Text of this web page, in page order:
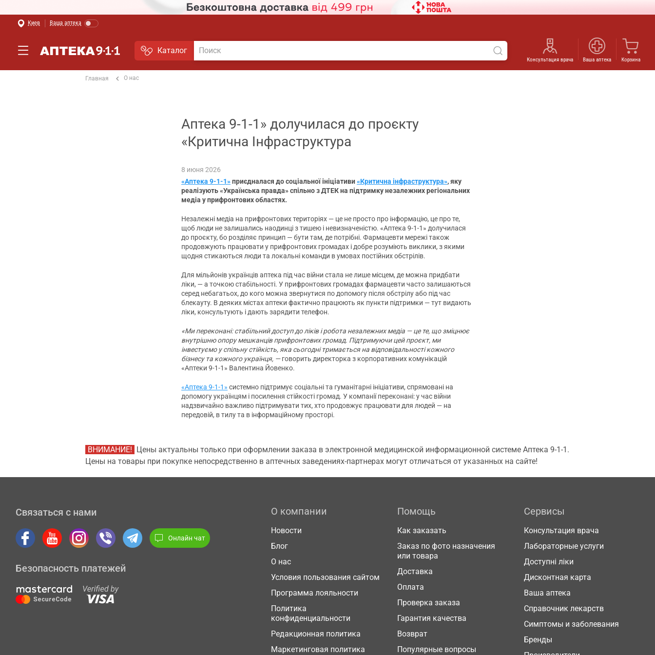
Киев Ваша аптека
Каталог
Консультация врача Ваша аптека Корзина
Главная О нас
Аптека 9-1-1» долучилася до проєкту
«Критична Інфраструктура
8 июня 2026
«Аптека 9-1-1»приєдналася до соціальної ініціативи«Критична інфраструктура», яку
реалізують «Українська правда» спільно з ДТЕК на підтримку незалежних регіональних
медіа у прифронтових областях.
Незалежні медіа на прифронтових територіях — це не просто про інформацію, це про те,
щоб люди не залишались наодинці з тишею і невизначеністю. «Аптека 9-1-1» долучилася
до проєкту, бо розділяє принцип — бути там, де потрібні. Фармацевти мережі також
продовжують працювати у прифронтових громадах і добре розуміють виклики, з якими
щодня стикаються люди та локальні команди в умовах постійних обстрілів.
Для мільйонів українців аптека під час війни стала не лише місцем, де можна придбати
ліки, — а точкою стабільності. У прифронтових громадах фармацевти часто залишаються
серед небагатьох, до кого можна звернутися по допомогу після обстрілу або під час
блекауту. В деяких містах аптеки фактично працюють як пункти підтримки — тут видають
ліки, консультують і дають зарядити телефон.
«Ми переконані: стабільний доступ до ліків і робота незалежних медіа — це те, що зміцнює
внутрішню опору мешканців прифронтових громад. Підтримуючи цей проєкт, ми
інвестуємо у спільну стійкість, яка сьогодні тримається на відповідальності кожного
бізнесу та кожного українця, —говорить директорка з корпоративних комунікацій
«Аптеки 9-1-1» Валентина Йовенко.
«Аптека 9-1-1» системно підтримує соціальні та гуманітарні ініціативи, спрямовані на
допомогу українцям і посилення стійкості громад. У компанії переконані: у час війни
надзвичайно важливо підтримувати тих, хто продовжує працювати для людей — на
передовій, в тилу та в інформаційному просторі.
ВНИМАНИЕ! Цены актуальны только при оформлении заказа в электронной медицинской информационной системе Аптека 9-1-1.
Цены на товары при покупке непосредственно в аптечных заведениях-партнерах могут отличаться от указанных на сайте!
Связаться с нами
Онлайн чат
Безопасность платежей
О компании
Новости
Блог
О нас
Условия пользования сайтом
Программа лояльности
Политика
конфиденциальности
Редакционная политика
Маркетинговая политика
Помощь
Как заказать
Заказ по фото назначения
или товара
Доставка
Оплата
Проверка заказа
Гарантия качества
Возврат
Популярные вопросы
Сервисы
Консультация врача
Лабораторные услуги
Доступні ліки
Дисконтная карта
Ваша аптека
Справочник лекарств
Симптомы и заболевания
Бренды